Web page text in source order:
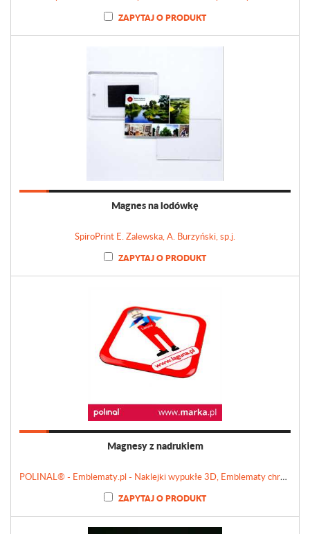
ZAPYTAJ O PRODUKT
Magnes na lodówkę
SpiroPrint E. Zalewska, A. Burzyński, sp.j.
ZAPYTAJ O PRODUKT
Magnesy z nadrukiem
POLINAL® - Emblematy.pl - Naklejki wypukłe 3D, Emblematy chromowane, Tabliczki, Etykiety
ZAPYTAJ O PRODUKT